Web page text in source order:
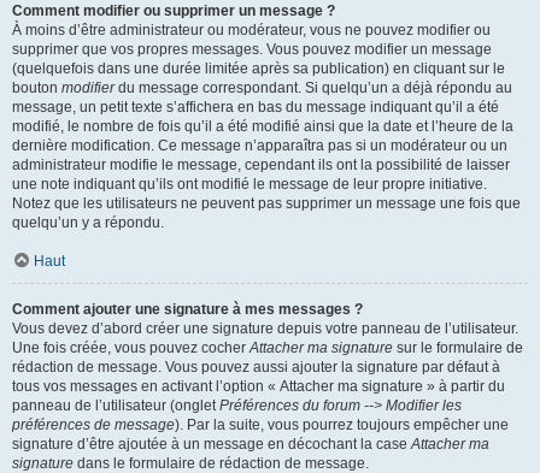
Comment modifier ou supprimer un message ?
À moins d’être administrateur ou modérateur, vous ne pouvez modifier ou
supprimer que vos propres messages. Vous pouvez modifier un message
(quelquefois dans une durée limitée après sa publication) en cliquant sur le
bouton modifierdu message correspondant. Si quelqu’un a déjà répondu au
message, un petit texte s’affichera en bas du message indiquant qu’il a été
modifié, le nombre de fois qu’il a été modifié ainsi que la date et l’heure de la
dernière modification. Ce message n’apparaîtra pas si un modérateur ou un
administrateur modifie le message, cependant ils ont la possibilité de laisser
une note indiquant qu’ils ont modifié le message de leur propre initiative.
Notez que les utilisateurs ne peuvent pas supprimer un message une fois que
quelqu’un y a répondu.
Haut
Comment ajouter une signature à mes messages ?
Vous devez d’abord créer une signature depuis votre panneau de l’utilisateur.
Une fois créée, vous pouvez cocher Attacher ma signature sur le formulaire de
rédaction de message. Vous pouvez aussi ajouter la signature par défaut à
tous vos messages en activant l’option « Attacher ma signature » à partir du
panneau de l’utilisateur (onglet Préférences du forum --> Modifier les
préférences de message). Par la suite, vous pourrez toujours empêcher une
signature d’être ajoutée à un message en décochant la case Attacher ma
signature dans le formulaire de rédaction de message.